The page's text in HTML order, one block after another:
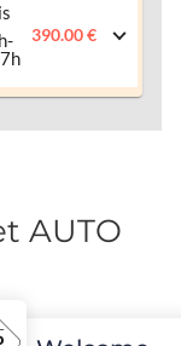
390.00 €
AUTO